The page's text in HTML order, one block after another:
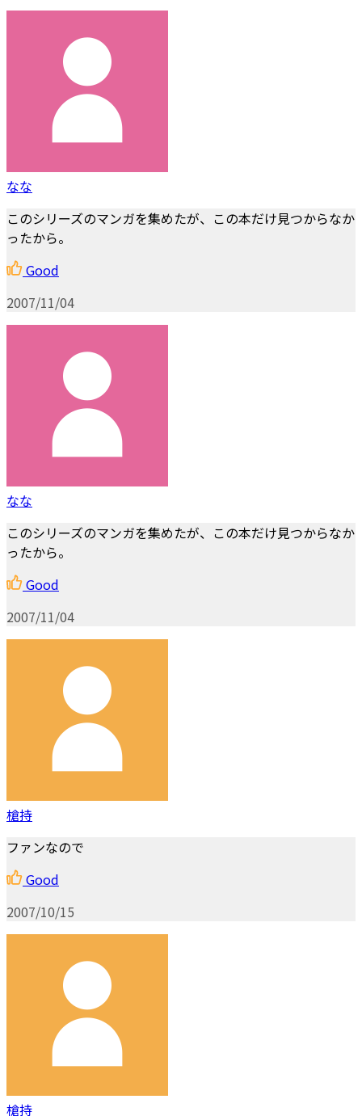
なな
このシリーズのマンガを集めたが、この本だけ見つからなか
ったから。
Good
2007/11/04
なな
このシリーズのマンガを集めたが、この本だけ見つからなか
ったから。
Good
2007/11/04
槍持
ファンなので
Good
2007/10/15
槍持